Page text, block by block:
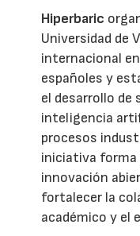
Hiperbaric
Universidad de
internacional
españoles y
el desarrollo de
inteligencia
procesos
iniciativa forma
innovación
fortalecer la
académico y el